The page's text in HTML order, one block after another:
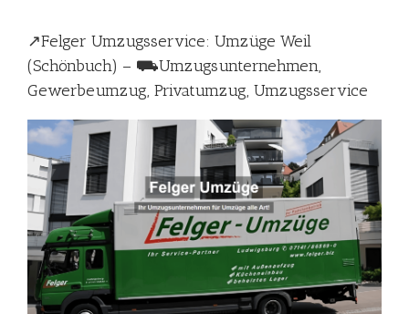
↗️Felger Umzugsservice: Umzüge Weil
(Schönbuch) – ⛟Umzugsunternehmen,
Gewerbeumzug, Privatumzug, Umzugsservice